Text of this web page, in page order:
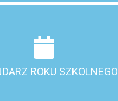
ROKU SZKOLNEGO
ROKU SZKOLNEGO
ferii, matur, zebrań i klasyfikacji